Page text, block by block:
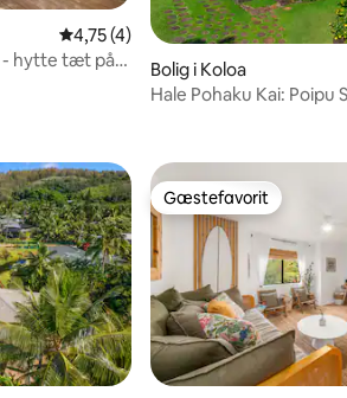
4,75 ud af 5 i gennemsnitlig
4,75 (4)
- hytte tæt på
Bolig i Koloa
Hale Pohaku Kai: Poipu
Gæstefavorit
Gæstefavorit